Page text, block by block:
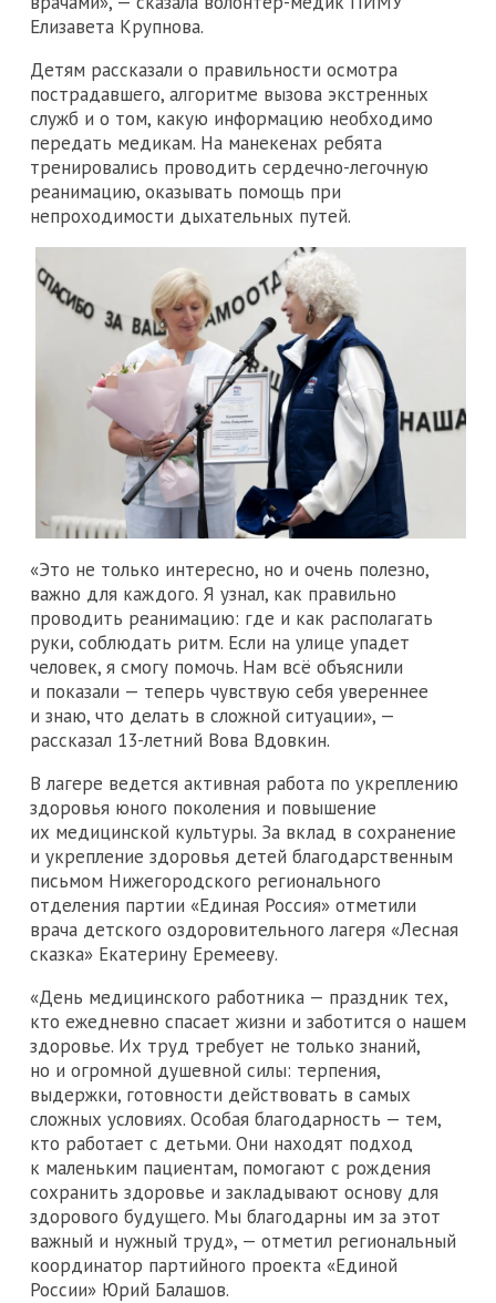
Елизавета Крупнова.
Детям рассказали о правильности осмотра
пострадавшего, алгоритме вызова экстренных
служб и о том, какую информацию необходимо
передать медикам. На манекенах ребята
тренировались проводить сердечно-легочную
реанимацию, оказывать помощь при
непроходимости дыхательных путей.
«Это не только интересно, но и очень полезно,
важно для каждого. Я узнал, как правильно
проводить реанимацию: где и как располагать
руки, соблюдать ритм. Если на улице упадет
человек, я смогу помочь. Нам всё объяснили
и показали — теперь чувствую себя увереннее
и знаю, что делать в сложной ситуации», —
рассказал 13-летний Вова Вдовкин.
В лагере ведется активная работа по укреплению
здоровья юного поколения и повышение
их медицинской культуры. За вклад в сохранение
и укрепление здоровья детей благодарственным
письмом Нижегородского регионального
отделения партии «Единая Россия» отметили
врача детского оздоровительного лагеря «Лесная
сказка» Екатерину Еремееву.
«День медицинского работника — праздник тех,
кто ежедневно спасает жизни и заботится о нашем
здоровье. Их труд требует не только знаний,
но и огромной душевной силы: терпения,
выдержки, готовности действовать в самых
сложных условиях. Особая благодарность — тем,
кто работает с детьми. Они находят подход
к маленьким пациентам, помогают с рождения
сохранить здоровье и закладывают основу для
здорового будущего. Мы благодарны им за этот
важный и нужный труд», — отметил региональный
координатор партийного проекта «Единой
России» Юрий Балашов.